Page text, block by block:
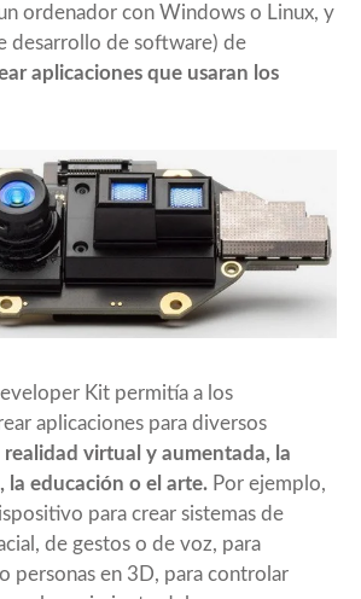
ordenador con Windows o Linux, y
desarrollo de software) de
aplicaciones que usaran los
Kit permitía a los
aplicaciones para diversos
realidad virtual y aumentada, la
la educación o el arte. Por ejemplo,
para crear sistemas de
de gestos o de voz, para
personas en 3D, para controlar